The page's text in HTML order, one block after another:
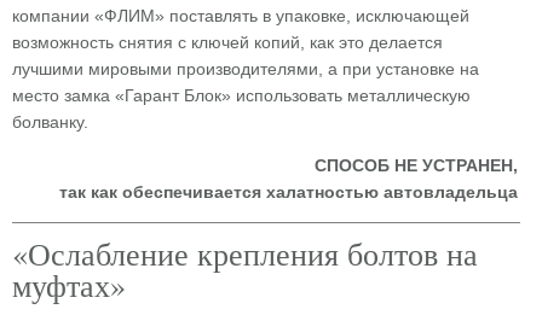
компании «ФЛИМ» поставлять в упаковке, исключающей
возможность снятия с ключей копий, как это делается
лучшими мировыми производителями, а при установке на
место замка «Гарант Блок» использовать металлическую
болванку.
СПОСОБ НЕ УСТРАНЕН,
так как обеспечивается халатностью автовладельца
«Ослабление крепления болтов на
муфтах»